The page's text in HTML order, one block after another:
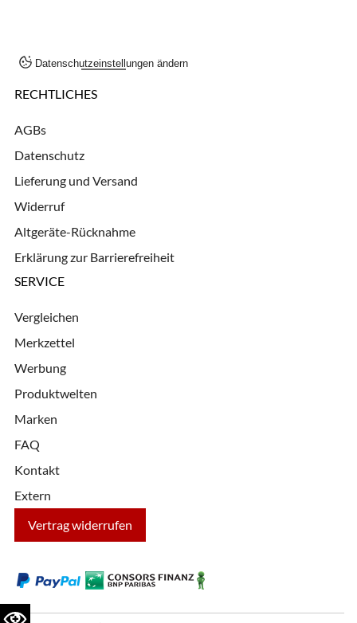
Datenschutzeinstellungen ändern
RECHTLICHES
AGBs
Datenschutz
Lieferung und Versand
Widerruf
Altgeräte-Rücknahme
Erklärung zur Barrierefreiheit
SERVICE
Vergleichen
Merkzettel
Werbung
Produktwelten
Marken
FAQ
Kontakt
Extern
Vertrag widerrufen